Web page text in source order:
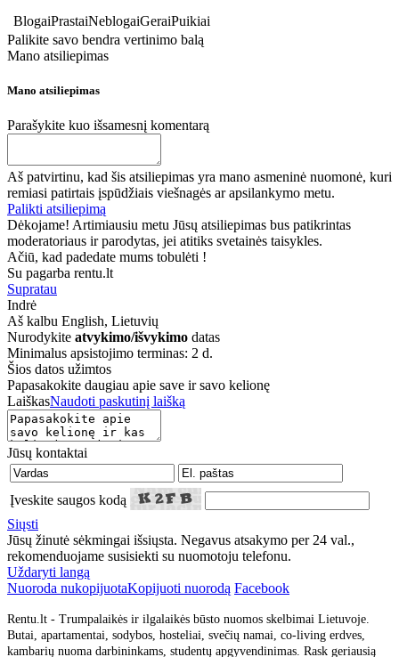
BlogaiPrastaiNeblogaiGeraiPuikiai
Palikite savo bendra vertinimo balą
Mano atsiliepimas
Mano atsiliepimas
Parašykite kuo išsamesnį komentarą
Aš patvirtinu, kad šis atsiliepimas yra mano asmeninė nuomonė, kuri
remiasi patirtais įspūdžiais viešnagės ar apsilankymo metu.
Palikti atsiliepimą
Dėkojame! Artimiausiu metu Jūsų atsiliepimas bus patikrintas
moderatoriaus ir parodytas, jei atitiks svetainės taisykles.
Ačiū, kad padedate mums tobulėti !
Su pagarba rentu.lt
Supratau
Indrė
Aš kalbu English, Lietuvių
Nurodykite atvykimo/išvykimo datas
Minimalus apsistojimo terminas: 2 d.
Šios datos užimtos
Papasakokite daugiau apie save ir savo kelionę
LaiškasNaudoti paskutinį laišką
Jūsų kontaktai
Įveskite saugos kodą
Siųsti
Jūsų žinutė sėkmingai išsiųsta. Negavus atsakymo per 24 val.,
rekomenduojame susisiekti su nuomotoju telefonu.
Uždaryti langą
Nuoroda nukopijuotaKopijuoti nuorodą Facebook
Rentu.lt - Trumpalaikės ir ilgalaikės būsto nuomos skelbimai Lietuvoje.
Butai, apartamentai, sodybos, hosteliai, svečių namai, co-living erdves,
kambarių nuoma darbininkams, studentų apgyvendinimas. Rask geriausią